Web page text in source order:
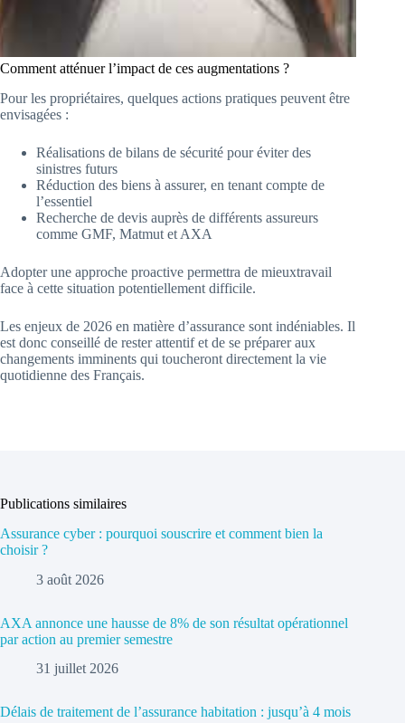
Comment atténuer l’impact de ces augmentations ?
Pour les propriétaires, quelques actions pratiques peuvent être
envisagées :
Réalisations de bilans de sécurité pour éviter des
sinistres futurs
Réduction des biens à assurer, en tenant compte de
l’essentiel
Recherche de devis auprès de différents assureurs
comme GMF, Matmut et AXA
Adopter une approche proactive permettra de mieuxtravail
face à cette situation potentiellement difficile.
Les enjeux de 2026 en matière d’assurance sont indéniables. Il
est donc conseillé de rester attentif et de se préparer aux
changements imminents qui toucheront directement la vie
quotidienne des Français.
Publications similaires
Assurance cyber : pourquoi souscrire et comment bien la
choisir ?
3 août 2026
AXA annonce une hausse de 8% de son résultat opérationnel
par action au premier semestre
31 juillet 2026
Délais de traitement de l’assurance habitation : jusqu’à 4 mois